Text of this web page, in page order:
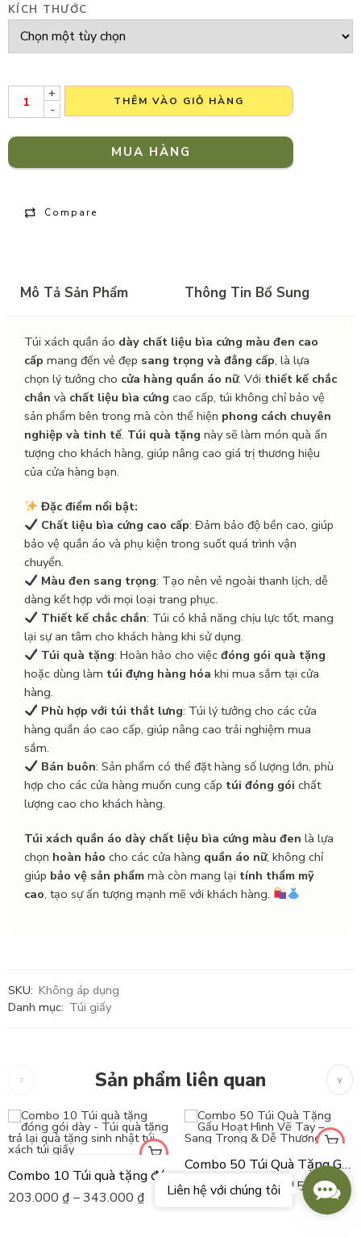
KÍCH THƯỚC
+
-
THÊM VÀO GIỎ HÀNG
MUA HÀNG
Compare
Mô Tả Sản Phẩm Thông Tin Bổ Sung
Túi xách quần áo dày chất liệu bìa cứng màu đen cao
cấp mang đến vẻ đẹp sang trọng và đẳng cấp, là lựa
chọn lý tưởng cho cửa hàng quần áo nữ. Với thiết kế chắc
chắn và chất liệu bìa cứng cao cấp, túi không chỉ bảo vệ
sản phẩm bên trong mà còn thể hiện phong cách chuyên
nghiệp và tinh tế. Túi quà tặng này sẽ làm món quà ấn
tượng cho khách hàng, giúp nâng cao giá trị thương hiệu
của cửa hàng bạn.
Đặc điểm nổi bật:
Chất liệu bìa cứng cao cấp: Đảm bảo độ bền cao, giúp
bảo vệ quần áo và phụ kiện trong suốt quá trình vận
chuyển.
Màu đen sang trọng: Tạo nên vẻ ngoài thanh lịch, dễ
dàng kết hợp với mọi loại trang phục.
Thiết kế chắc chắn: Túi có khả năng chịu lực tốt, mang
lại sự an tâm cho khách hàng khi sử dụng.
Túi quà tặng: Hoàn hảo cho việc đóng gói quà tặng
hoặc dùng làm túi đựng hàng hóa khi mua sắm tại cửa
hàng.
Phù hợp với túi thắt lưng: Túi lý tưởng cho các cửa
hàng quần áo cao cấp, giúp nâng cao trải nghiệm mua
sắm.
Bán buôn: Sản phẩm có thể đặt hàng số lượng lớn, phù
hợp cho các cửa hàng muốn cung cấp túi đóng gói chất
lượng cao cho khách hàng.
Túi xách quần áo dày chất liệu bìa cứng màu đen là lựa
chọn hoàn hảo cho các cửa hàng quần áo nữ, không chỉ
giúp bảo vệ sản phẩm mà còn mang lại tính thẩm mỹ
cao, tạo sự ấn tượng mạnh mẽ với khách hàng.
SKU: Không áp dụng
Danh mục: Túi giấy
Sản phẩm liên quan
203.000 ₫ –343.000 ₫
Combo 50 Túi Quà Tặng Gấu Hoạt Hình Vẽ Tay – Sang Trọng & Dễ Thương
1.015.000₫– 1.715.000₫
Us
Liên hệ với chúng tôi